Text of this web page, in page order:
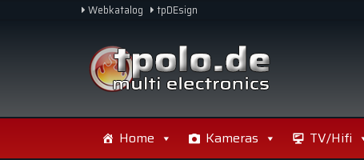
Webkatalog tpDEsign
Home Kameras TV/Hifi